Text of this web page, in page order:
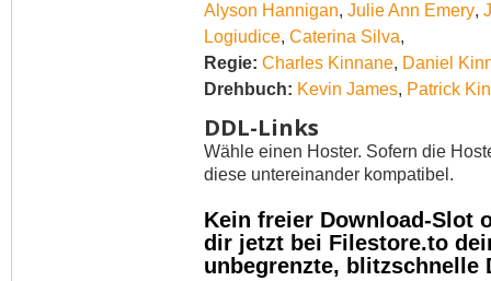
Alyson Hannigan, Julie Ann Emery,
Logiudice, Caterina Silva,
Regie: Charles Kinnane, Daniel
Drehbuch: Kevin James, Patrick
DDL-Links
Wähle einen Hoster. Sofern die
diese untereinander kompatibel.
Kein freier Download-Slot
dir jetzt bei Filestore.to
unbegrenzte, blitzschnelle